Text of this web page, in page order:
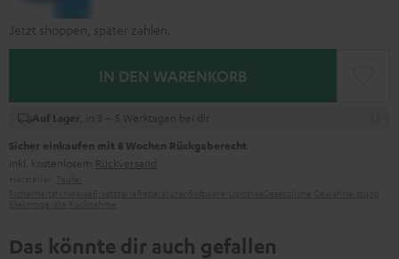
Jetzt shoppen, später zahlen.
IN DEN WARENKORB
Auf Lager , in 3 – 5 Werktagen bei dir
Sicher einkaufen mit 8 Wochen Rückgaberecht
inkl. kostenlosem Rückversand
Das könnte dir auch gefallen